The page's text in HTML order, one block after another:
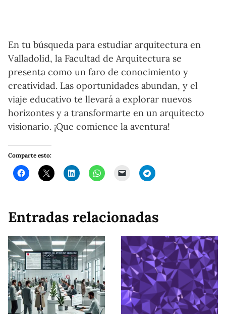
En tu búsqueda para estudiar arquitectura en
Valladolid, la Facultad de Arquitectura se
presenta como un faro de conocimiento y
creatividad. Las oportunidades abundan, y el
viaje educativo te llevará a explorar nuevos
horizontes y a transformarte en un arquitecto
visionario. ¡Que comience la aventura!
Comparte esto:
Entradas relacionadas